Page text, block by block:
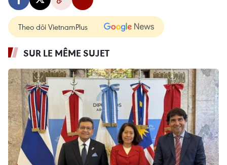
Theo dõi VietnamPlus
SUR LE MÊME SUJET